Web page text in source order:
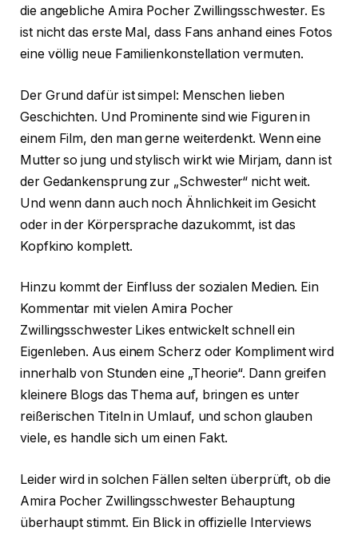
die angebliche Amira Pocher Zwillingsschwester. Es
ist nicht das erste Mal, dass Fans anhand eines Fotos
eine völlig neue Familienkonstellation vermuten.
Der Grund dafür ist simpel: Menschen lieben
Geschichten. Und Prominente sind wie Figuren in
einem Film, den man gerne weiterdenkt. Wenn eine
Mutter so jung und stylisch wirkt wie Mirjam, dann ist
der Gedankensprung zur „Schwester“ nicht weit.
Und wenn dann auch noch Ähnlichkeit im Gesicht
oder in der Körpersprache dazukommt, ist das
Kopfkino komplett.
Hinzu kommt der Einfluss der sozialen Medien. Ein
Kommentar mit vielen Amira Pocher
Zwillingsschwester Likes entwickelt schnell ein
Eigenleben. Aus einem Scherz oder Kompliment wird
innerhalb von Stunden eine „Theorie“. Dann greifen
kleinere Blogs das Thema auf, bringen es unter
reißerischen Titeln in Umlauf, und schon glauben
viele, es handle sich um einen Fakt.
Leider wird in solchen Fällen selten überprüft, ob die
Amira Pocher Zwillingsschwester Behauptung
überhaupt stimmt. Ein Blick in offizielle Interviews